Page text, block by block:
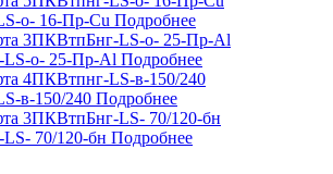
о- 16-Пр-Cu Подробнее
о- 25-Пр-Al Подробнее
в-150/240 Подробнее
70/120-бн Подробнее